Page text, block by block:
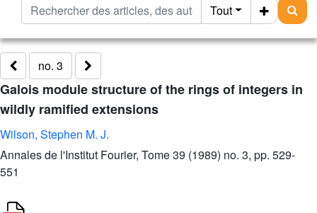
Tout
no. 3
Galois module structure of the rings of integers in
wildly ramified extensions
Wilson, Stephen M. J.
Annales de l'Institut Fourier, Tome 39 (1989) no. 3, pp. 529-
551